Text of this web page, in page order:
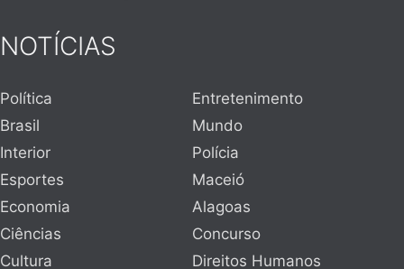
NOTÍCIAS
Política
Entretenimento
Brasil
Mundo
Interior
Polícia
Esportes
Maceió
Economia
Alagoas
Ciências
Concurso
Cultura
Direitos Humanos